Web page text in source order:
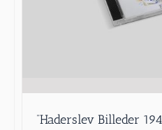
”Haderslev Billeder